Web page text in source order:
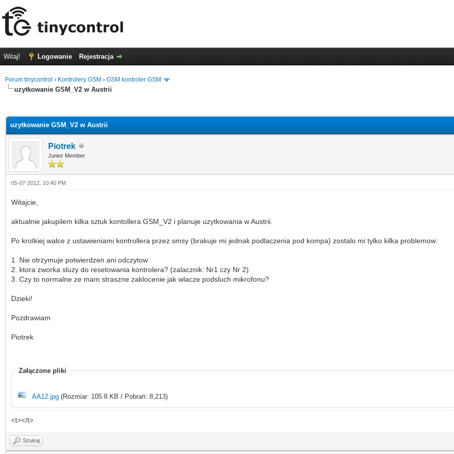
Witaj! Logowanie Rejestracja
Forum tinycontrol › Kontrolery GSM › GSM kontroler GSM
uzytkowanie GSM_V2 w Austrii
uzytkowanie GSM_V2 w Austrii
Piotrek
Junior Member
05-07-2012, 10:40 PM
Witajcie,
aktualnie jakupilem kilka sztuk kontollera GSM_V2 i planuje uzytkowania w Austrii.
Po krotkiej walce z ustawieniami kontrollera przez smsy (brakuje mi jednak podlaczenia pod kompa) zostalo mi tylko kilka problemow:
1. Nie otrzymuje potwierdzen ani odczytow
2. ktora zworka sluzy do resetowania kontrolera? (zalacznik: Nr1 czy Nr 2)
3. Czy to normalne ze mam straszne zaklocenie jak wlacze podsluch mikrofonu?
Dzieki!
Pozdrawiam
Piotrek
Załączone pliki
AA12.jpg (Rozmiar: 105.8 KB / Pobrań: 8,213)
<t></t>
Szukaj